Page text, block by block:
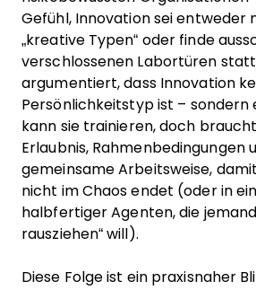
Gefühl, Innovation sei entweder
„kreative Typen“ oder finde
verschlossenen Labortüren
argumentiert, dass Innovation
Persönlichkeitstyp ist – sondern
kann sie trainieren, doch
Erlaubnis, Rahmenbedingungen
gemeinsame Arbeitsweise,
nicht im Chaos endet (oder in
halbfertiger Agenten, die
rausziehen“ will).
Diese Folge ist ein praxisnaher